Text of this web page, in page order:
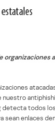
organizaciones
detecta todos
sean enlaces